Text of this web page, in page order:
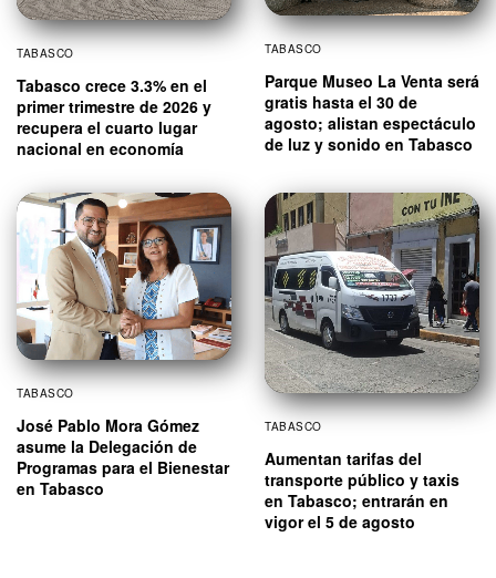
TABASCO
Tabasco crece 3.3% en el
primer trimestre de 2026 y
recupera el cuarto lugar
nacional en economía
TABASCO
Parque Museo La Venta será
gratis hasta el 30 de
agosto; alistan espectáculo
de luz y sonido en Tabasco
TABASCO
José Pablo Mora Gómez
asume la Delegación de
Programas para el Bienestar
en Tabasco
TABASCO
Aumentan tarifas del
transporte público y taxis
en Tabasco; entrarán en
vigor el 5 de agosto